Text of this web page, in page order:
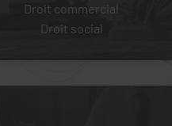
Droit commercial
Droit social